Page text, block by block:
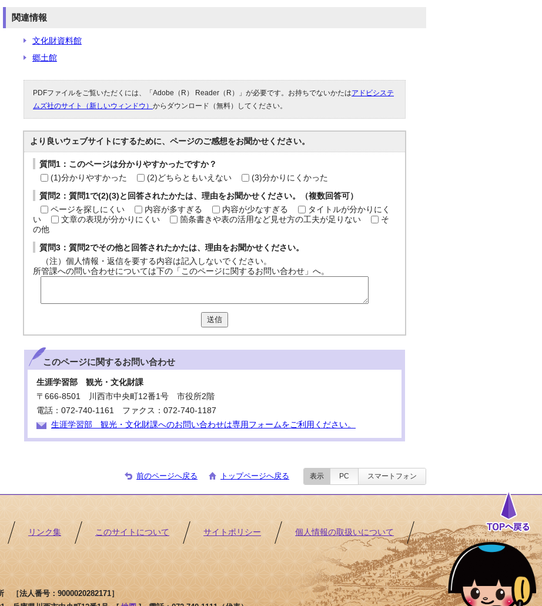
関連情報
文化財資料館
郷土館
PDFファイルをご覧いただくには、「Adobe（R） Reader（R）」が必要です。お持ちでないかたはアドビシステ
ムズ社のサイト（新しいウィンドウ） からダウンロード（無料）してください。
より良いウェブサイトにするために、ページのご感想をお聞かせください。
質問1：このページは分かりやすかったですか？
(1)分かりやすかった
(2)どちらともいえない (3)分かりにくかった
質問2：質問1で(2)(3)と回答されたかたは、理由をお聞かせください。（複数回答可）
ページを探しにくい
内容が多すぎる 内容が少なすぎる
タイトルが分かりにく
い
文章の表現が分かりにくい 箇条書きや表の活用など見せ方の工夫が足りない
そ
の他
質問3：質問2でその他と回答されたかたは、理由をお聞かせください。
（注）個人情報・返信を要する内容は記入しないでください。
所管課への問い合わせについては下の「このページに関するお問い合わせ」へ。
送信
このページに関するお問い合わせ
生涯学習部 観光・文化財課
〒666-8501 川西市中央町12番1号 市役所2階
電話：072-740-1161 ファクス：072-740-1187
生涯学習部 観光・文化財課へのお問い合わせは専用フォームをご利用ください。
前のページへ戻る トップページへ戻る 表示 PC スマートフォン
リンク集 このサイトについて サイトポリシー 個人情報の取扱いについて
［法人番号：9000020282171］